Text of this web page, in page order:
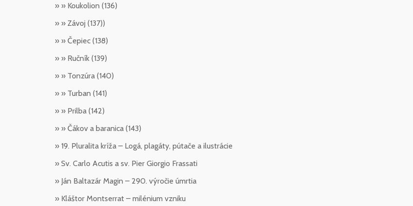
» » Koukolion (136)
» » Závoj (137))
» » Čepiec (138)
» » Ručník (139)
» » Tonzúra (140)
» » Turban (141)
» » Prilba (142)
» » Čákov a baranica (143)
» 19. Pluralita kríža – Logá, plagáty, pútače a ilustrácie
» Sv. Carlo Acutis a sv. Pier Giorgio Frassati
» Ján Baltazár Magin – 290. výročie úmrtia
» Kláštor Montserrat – milénium vzniku